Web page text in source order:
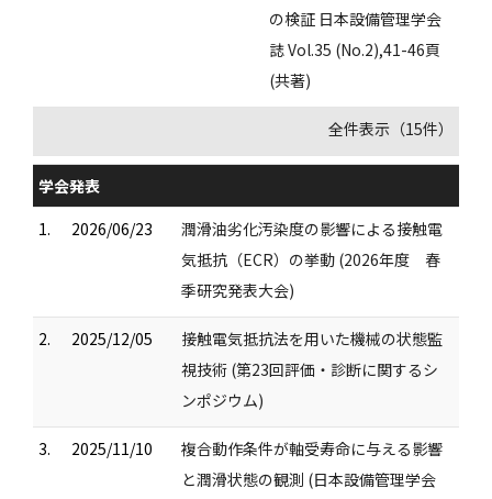
の検証 日本設備管理学会
誌 Vol.35 (No.2),41-46頁
(共著)
全件表示（15件）
学会発表
1.
2026/06/23
潤滑油劣化汚染度の影響による接触電
気抵抗（ECR）の挙動 (2026年度 春
季研究発表大会)
2. 2025/12/05
接触電気抵抗法を用いた機械の状態監
視技術 (第23回評価・診断に関するシ
ンポジウム)
3. 2025/11/10
複合動作条件が軸受寿命に与える影響
と潤滑状態の観測 (日本設備管理学会